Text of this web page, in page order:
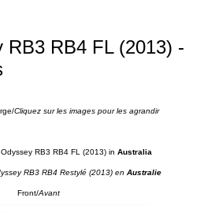
RB3 RB4 FL (2013) -
Cliquez sur les images pour les agrandir
RB3 RB4 FL (2013) in Australia
RB3 RB4 Restylé (2013) en Australie
Front/Avant